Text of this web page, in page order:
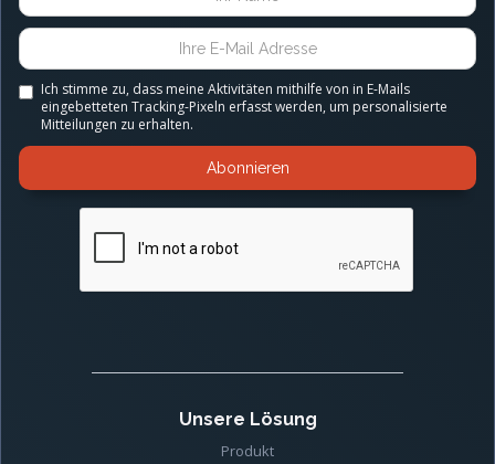
Ich stimme zu, dass meine Aktivitäten mithilfe von in E-Mails
eingebetteten Tracking-Pixeln erfasst werden, um personalisierte
Mitteilungen zu erhalten.
Unsere Lösung
Produkt